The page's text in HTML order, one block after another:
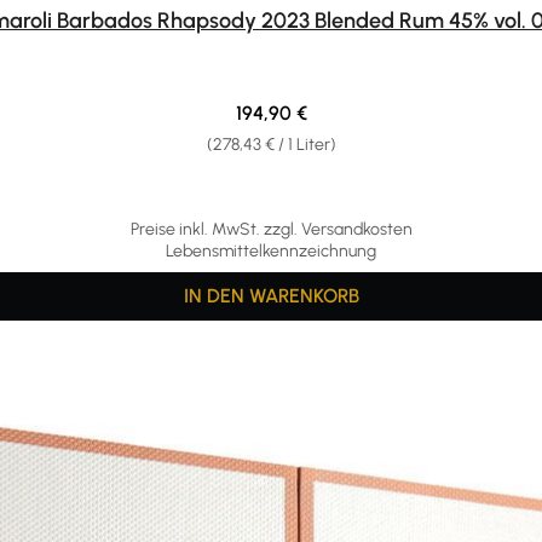
Barbados Rhapsody 2023 Blended Rum 45% vol.
Preise inkl. MwSt. zzgl. Versandkosten
Lebensmittelkennzeichnung
(278,43 € / 1 Liter)
Regulärer Preis:
194,90 €
IN DEN WARENKORB